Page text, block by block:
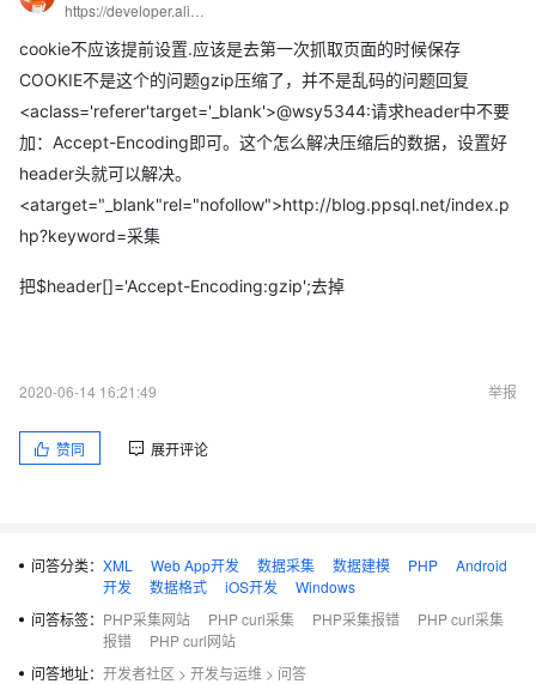
点击no compression后能正常显示HTML
cookie不应该提前设置.应该是去第一次抓取页面的时候保存
COOKIE不是这个的问题gzip压缩了，并不是乱码的问题回复
<aclass='referer'target='_blank'>@wsy5344:请求header中不要
加：Accept-Encoding即可。这个怎么解决压缩后的数据，设置好
header头就可以解决。
<atarget="_blank"rel="nofollow">http://blog.ppsql.net/index.p
hp?keyword=采集
把$header[]='Accept-Encoding:gzip';去掉
2020-06-14 16:21:49 举报
赞同 展开评论
问答分类： XML Web App开发 数据采集 数据建模 PHP
Android
开发
数据格式 iOS开发
Windows
问答标签： PHP采集网站 PHP curl采集 PHP采集报错
PHP curl采集
报错
PHP curl网站
问答地址： 开发者社区 > 开发与运维 > 问答